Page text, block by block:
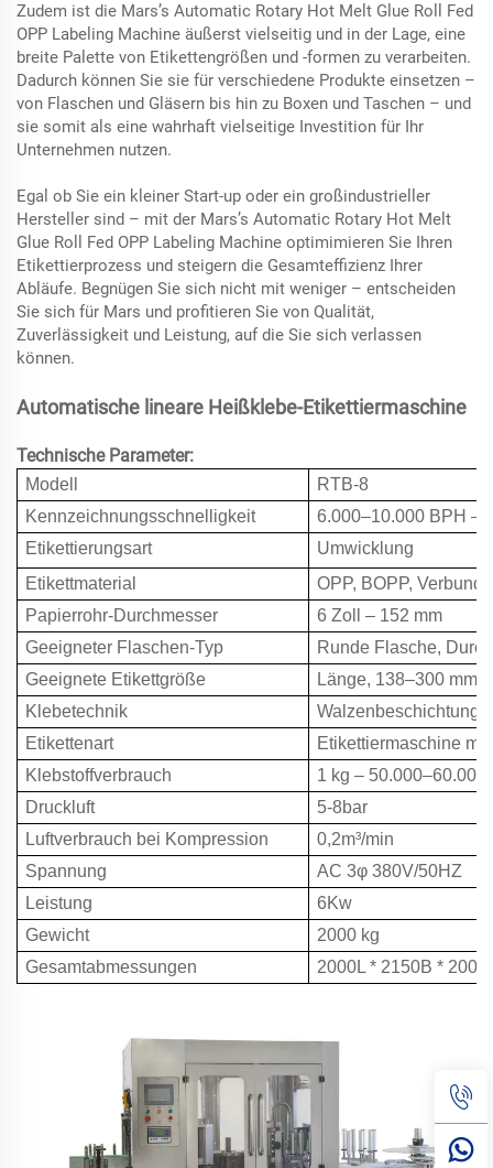
Zudem ist die Mars’s Automatic Rotary Hot Melt Glue Roll Fed
OPP Labeling Machine äußerst vielseitig und in der Lage, eine
breite Palette von Etikettengrößen und -formen zu verarbeiten.
Dadurch können Sie sie für verschiedene Produkte einsetzen –
von Flaschen und Gläsern bis hin zu Boxen und Taschen – und
sie somit als eine wahrhaft vielseitige Investition für Ihr
Unternehmen nutzen.
Egal ob Sie ein kleiner Start-up oder ein großindustrieller
Hersteller sind – mit der Mars’s Automatic Rotary Hot Melt
Glue Roll Fed OPP Labeling Machine optimimieren Sie Ihren
Etikettierprozess und steigern die Gesamteffizienz Ihrer
Abläufe. Begnügen Sie sich nicht mit weniger – entscheiden
Sie sich für Mars und profitieren Sie von Qualität,
Zuverlässigkeit und Leistung, auf die Sie sich verlassen
können.
Automatische lineare Heißklebe-Etikettiermaschine
Technische Parameter:
Modell
RTB-8
Kennzeichnungsschnelligkeit
6.000–10.000 BPH –
Etikettierungsart
Umwicklung
Etikettmaterial
OPP, BOPP,
Papierrohr-Durchmesser
6 Zoll – 152 mm
Geeigneter Flaschen-Typ
Runde Flasche,
Geeignete Etikettgröße
Länge, 138–300 mm,
Klebetechnik
Walzenbeschichtung
Etikettenart
Etikettiermaschine
Klebstoffverbrauch
1 kg –
Druckluft
5-8bar
Luftverbrauch bei Kompression
0,2m³/min
Spannung
AC 3φ 380V/50HZ
Leistung
6Kw
Gewicht
2000 kg
Gesamtabmessungen
2000L * 2150B *